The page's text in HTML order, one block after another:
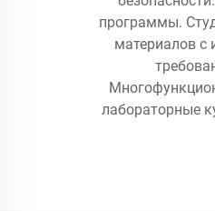
программы.
материалов с
лабораторные